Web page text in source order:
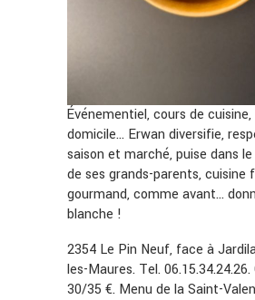
Événementiel, cours de
domicile… Erwan diversifie,
saison et marché, puise dans
de ses grands-parents, cuisine
gourmand, comme avant…
blanche !
2354 Le Pin Neuf, face à
les-Maures. Tel.
30/35 €. Menu de la Saint-